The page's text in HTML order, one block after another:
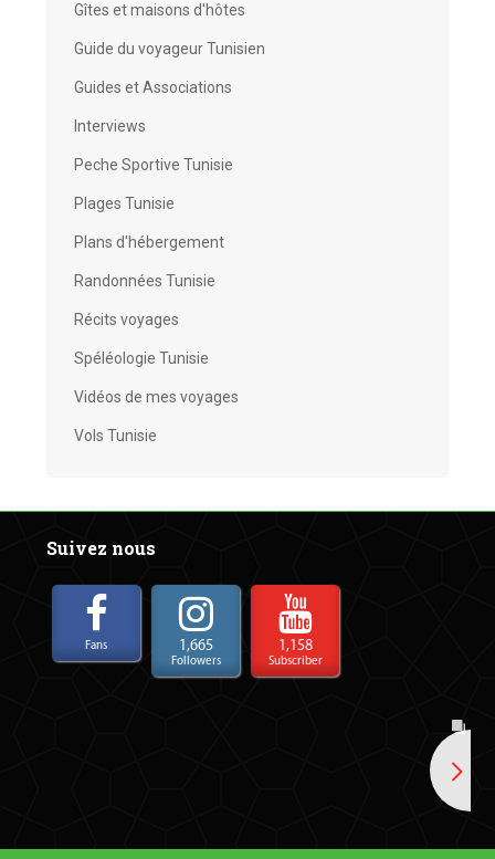
Gîtes et maisons d'hôtes
Guide du voyageur Tunisien
Guides et Associations
Interviews
Peche Sportive Tunisie
Plages Tunisie
Plans d'hébergement
Randonnées Tunisie
Récits voyages
Spéléologie Tunisie
Vidéos de mes voyages
Vols Tunisie
Suivez nous
Fans 1,665
Followers
1,158
Subscriber